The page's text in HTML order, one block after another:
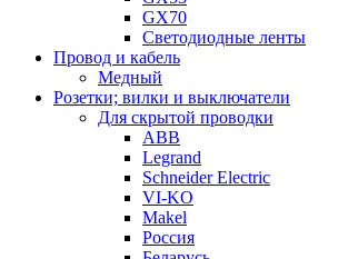
GX70
Светодиодные ленты
Провод и кабель
Медный
Розетки; вилки и выключатели
Для скрытой проводки
ABB
Legrand
Schneider Electric
VI-KO
Makel
Россия